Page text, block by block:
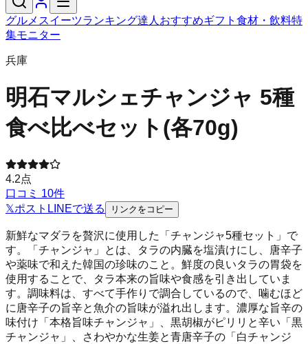
グルメ スイーツランキング達人おすすめギフト 食材・飲料特
集モニター
兵庫
明石マルシェチャンジャ 5種
食べ比べセット(各70g)
4.2点
口コミ 10件
𝕏ポスト LINEで送る リンクをコピー
新鮮なマダラを贅沢に使用した「チャンジャ5種セット」で
す。「チャンジャ」とは、タラの内臓を塩漬けにし、唐辛子
や薬味で和えた韓国の珍味のこと。鮮度の良いタラの胃袋を
使用することで、タラ本来の旨味や食感を引き出していま
す。調味料は、すべて手作りで調合しているので、噛むほど
に唐辛子の旨辛と魚介の旨味が溢れ出します。濃厚な旨辛の
味付け「本格旨味チャンジャ」、黒胡椒がピリリと辛い「黒
チャンジャ」、さわやかな生姜と青唐辛子の「白チャンジ